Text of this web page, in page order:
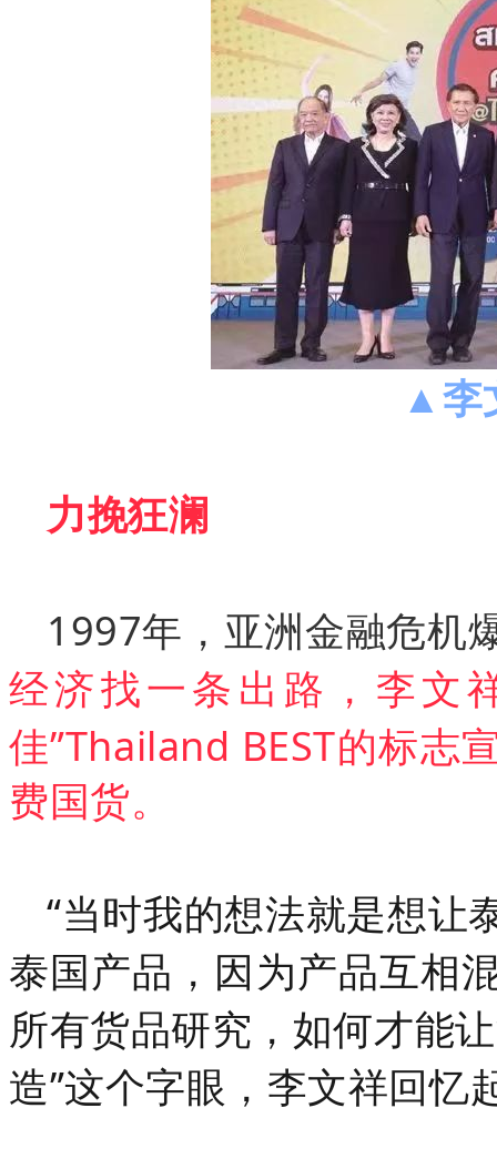
▲ 李
力挽狂澜
1997年，亚洲金融危机
经济找一条出路，李文
佳”Thailand BEST的标志
费国货。
“当时我的想法就是想让
泰国产品，因为产品互相
所有货品研究，如何才能
造”这个字眼， 李文祥回忆